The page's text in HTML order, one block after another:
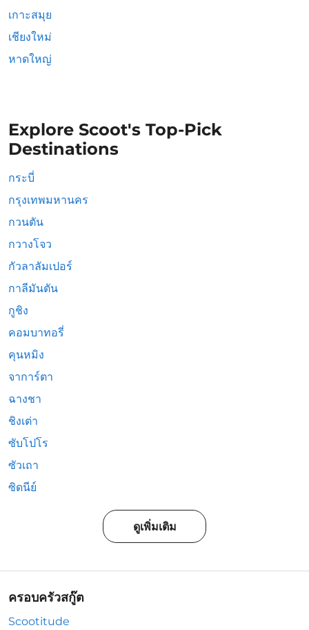
เกาะสมุย
เชียงใหม่
หาดใหญ่
Explore Scoot's Top-Pick
Destinations
กระบี่
กรุงเทพมหานคร
กวนตัน
กวางโจว
กัวลาลัมเปอร์
กาลีมันตัน
กูชิง
คอมบาทอรี่
คุนหมิง
จาการ์ตา
ฉางชา
ชิงเต่า
ซับโปโร
ซัวเถา
ซิดนีย์
ดูเพิ่มเติม
ครอบครัวสกู๊ต
Scootitude